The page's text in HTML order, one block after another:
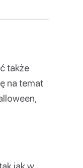
także
na temat